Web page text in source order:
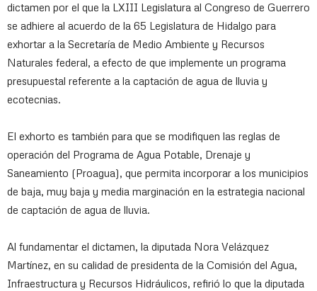
dictamen por el que la LXIII Legislatura al Congreso de Guerrero
se adhiere al acuerdo de la 65 Legislatura de Hidalgo para
exhortar a la Secretaría de Medio Ambiente y Recursos
Naturales federal, a efecto de que implemente un programa
presupuestal referente a la captación de agua de lluvia y
ecotecnias.
El exhorto es también para que se modifiquen las reglas de
operación del Programa de Agua Potable, Drenaje y
Saneamiento (Proagua), que permita incorporar a los municipios
de baja, muy baja y media marginación en la estrategia nacional
de captación de agua de lluvia.
Al fundamentar el dictamen, la diputada Nora Velázquez
Martínez, en su calidad de presidenta de la Comisión del Agua,
Infraestructura y Recursos Hidráulicos, refirió lo que la diputada